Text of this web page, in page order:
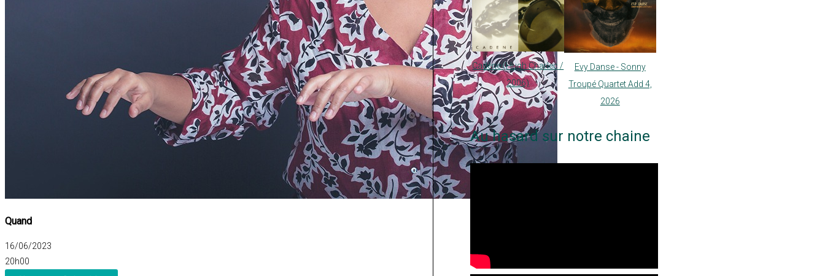
Quand
16/06/2023
20h00
Cadène (Hugh Charlec /
2006)
Evy Danse - Sonny
Troupé Quartet Add 4,
2026
Au hasard sur notre chaine